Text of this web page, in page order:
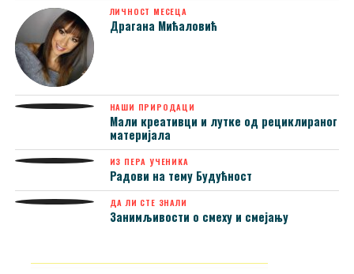
ЛИЧНОСТ МЕСЕЦА
Драгана Мићаловић
НАШИ ПРИРОДАЦИ
Мали креативци и лутке од рециклираног
материјала
ИЗ ПЕРА УЧЕНИКА
Радови на тему Будућност
ДА ЛИ СТЕ ЗНАЛИ
Занимљивости о смеху и смејању